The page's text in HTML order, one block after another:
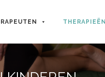
THERAPIEËN